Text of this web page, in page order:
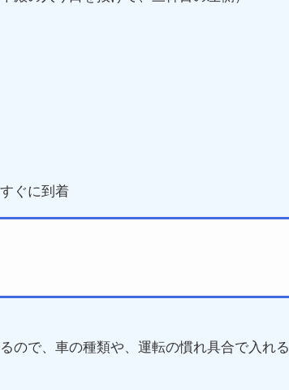
ぐに到着
ので、車の種類や、運転の慣れ具合で入れる